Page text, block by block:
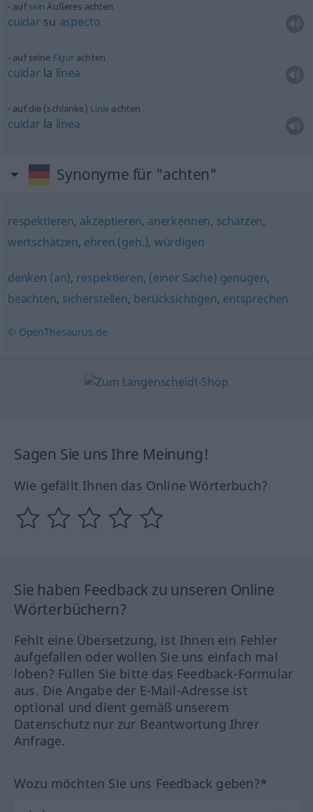
aufsein Äußeres achten
cuidar su aspecto
auf seine Figur achten
cuidar la línea
auf die (schlanke) Linie achten
cuidar la línea
Synonyme für "achten"
respektieren, akzeptieren, anerkennen, schätzen,
wertschätzen, ehren (geh.), würdigen
denken (an), respektieren, (einer Sache) genügen,
beachten, sicherstellen, berücksichtigen, entsprechen
© OpenThesaurus.de
Sagen Sie uns Ihre Meinung!
Wie gefällt Ihnen das Online Wörterbuch?
Sie haben Feedback zu unseren Online
Wörterbüchern?
Fehlt eine Übersetzung, ist Ihnen ein Fehler
aufgefallen oder wollen Sie uns einfach mal
loben? Füllen Sie bitte das Feedback-Formular
aus. Die Angabe der E-Mail-Adresse ist
optional und dient gemäß unserem
Datenschutz nur zur Beantwortung Ihrer
Anfrage.
Wozu möchten Sie uns Feedback geben?*